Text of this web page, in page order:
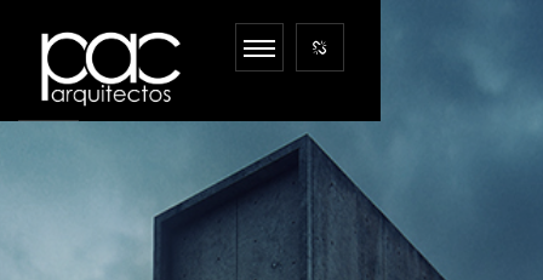
© PAC ARQUITECTOS 2022 | TODOS LOS DERECHOS RESERVADOS.